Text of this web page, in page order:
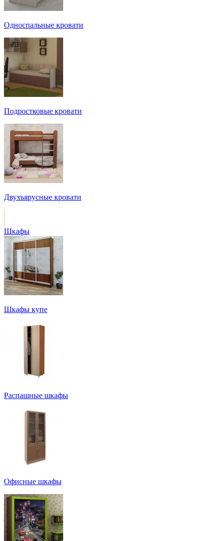
Односпальные кровати
Подростковые кровати
Двухъярусные кровати
Шкафы
Шкафы купе
Распашные шкафы
Офисные шкафы